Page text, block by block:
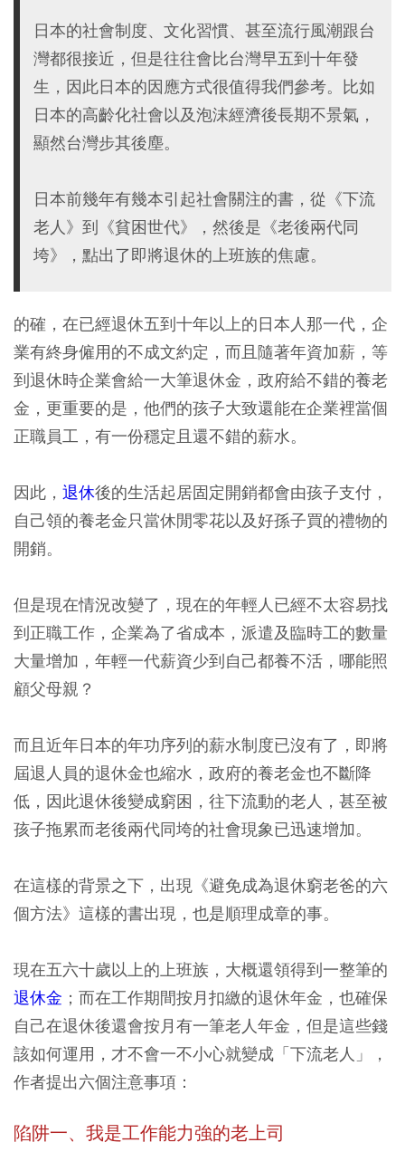
日本的社會制度、文化習慣、甚至流行風潮跟台
灣都很接近，但是往往會比台灣早五到十年發
生，因此日本的因應方式很值得我們參考。比如
日本的高齡化社會以及泡沫經濟後長期不景氣，
顯然台灣步其後塵。
日本前幾年有幾本引起社會關注的書，從《下流
老人》到《貧困世代》，然後是《老後兩代同
垮》，點出了即將退休的上班族的焦慮。
的確，在已經退休五到十年以上的日本人那一代，企
業有終身僱用的不成文約定，而且隨著年資加薪，等
到退休時企業會給一大筆退休金，政府給不錯的養老
金，更重要的是，他們的孩子大致還能在企業裡當個
正職員工，有一份穩定且還不錯的薪水。
因此， 退休後的生活起居固定開銷都會由孩子支付，
自己領的養老金只當休閒零花以及好孫子買的禮物的
開銷。
但是現在情況改變了，現在的年輕人已經不太容易找
到正職工作，企業為了省成本，派遣及臨時工的數量
大量增加，年輕一代薪資少到自己都養不活，哪能照
顧父母親？
而且近年日本的年功序列的薪水制度已沒有了，即將
屆退人員的退休金也縮水，政府的養老金也不斷降
低，因此退休後變成窮困，往下流動的老人，甚至被
孩子拖累而老後兩代同垮的社會現象已迅速增加。
在這樣的背景之下，出現《避免成為退休窮老爸的六
個方法》這樣的書出現，也是順理成章的事。
現在五六十歲以上的上班族，大概還領得到一整筆的
退休金 ；而在工作期間按月扣繳的退休年金，也確保
自己在退休後還會按月有一筆老人年金，但是這些錢
該如何運用，才不會一不小心就變成「下流老人」，
作者提出六個注意事項：
陷阱一、我是工作能力強的老上司